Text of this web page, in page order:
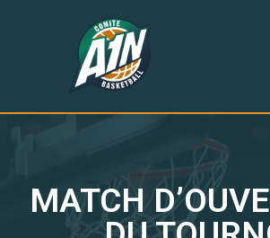
MATCH